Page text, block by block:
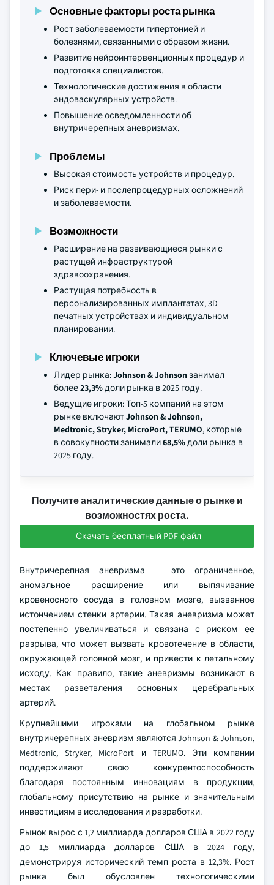
Основные факторы роста рынка
Рост заболеваемости гипертонией и
болезнями, связанными с образом жизни.
Развитие нейроинтервенционных процедур и
подготовка специалистов.
Технологические достижения в области
эндоваскулярных устройств.
Повышение осведомленности об
внутричерепных аневризмах.
Проблемы
Высокая стоимость устройств и процедур.
Риск пери- и послепроцедурных осложнений
и заболеваемости.
Возможности
Расширение на развивающиеся рынки с
растущей инфраструктурой
здравоохранения.
Растущая потребность в
персонализированных имплантатах, 3D-
печатных устройствах и индивидуальном
планировании.
Ключевые игроки
Лидер рынка:Johnson & Johnson занимал
более23,3%доли рынка в 2025 году.
Ведущие игроки: Топ-5 компаний на этом
рынке включаютJohnson & Johnson,
Medtronic, Stryker, MicroPort, TERUMO, которые
в совокупности занимали68,5%доли рынка в
2025 году.
Получите аналитические данные о рынке и
возможностях роста.
Скачать бесплатный PDF-файл
Внутричерепная аневризма — это ограниченное,
аномальное расширение или выпячивание
кровеносного сосуда в головном мозге, вызванное
истончением стенки артерии. Такая аневризма может
постепенно увеличиваться и связана с риском ее
разрыва, что может вызвать кровотечение в области,
окружающей головной мозг, и привести к летальному
исходу. Как правило, такие аневризмы возникают в
местах разветвления основных церебральных
артерий.
Крупнейшими игроками на глобальном рынке
внутричерепных аневризм являются Johnson & Johnson,
Medtronic, Stryker, MicroPort и TERUMO. Эти компании
поддерживают свою конкурентоспособность
благодаря постоянным инновациям в продукции,
глобальному присутствию на рынке и значительным
инвестициям в исследования и разработки.
Рынок вырос с 1,2 миллиарда долларов США в 2022 году
до 1,5 миллиарда долларов США в 2024 году,
демонстрируя исторический темп роста в 12,3%. Рост
рынка был обусловлен технологическими